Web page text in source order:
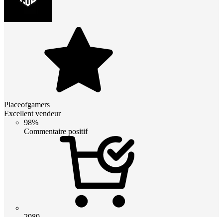
Placeofgamers
Excellent vendeur
98%
Commentaire positif